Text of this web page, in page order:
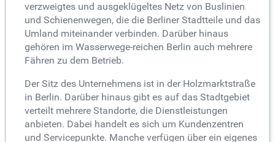
verzweigtes und ausgeklügeltes Netz von Buslinien
und Schienenwegen, die die Berliner Stadtteile und das
Umland miteinander verbinden. Darüber hinaus
gehören im Wasserwege-reichen Berlin auch mehrere
Fähren zu dem Betrieb.
Der Sitz des Unternehmens ist in der Holzmarktstraße
in Berlin. Darüber hinaus gibt es auf das Stadtgebiet
verteilt mehrere Standorte, die Dienstleistungen
anbieten. Dabei handelt es sich um Kundenzentren
und Servicepunkte. Manche verfügen über ein eigenes